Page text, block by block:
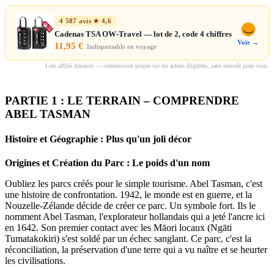
4 587 avis ★ 4,6
Cadenas TSA OW-Travel — lot de 2, code 4 chiffres
11,95 € Indispensable en voyage
Voir →
Lien affilié Amazon — commission perçue sur les achats éligibles, sans surcoût pour vous.
PARTIE 1 : LE TERRAIN – COMPRENDRE
ABEL TASMAN
Histoire et Géographie : Plus qu'un joli décor
Origines et Création du Parc : Le poids d'un nom
Oubliez les parcs créés pour le simple tourisme. Abel Tasman, c'est
une histoire de confrontation. 1942, le monde est en guerre, et la
Nouzelle-Zélande décide de créer ce parc. Un symbole fort. Ils le
nomment Abel Tasman, l'explorateur hollandais qui a jeté l'ancre ici
en 1642. Son premier contact avec les Māori locaux (Ngāti
Tumatakokiri) s'est soldé par un échec sanglant. Ce parc, c'est la
réconciliation, la préservation d'une terre qui a vu naître et se heurter
les civilisations.